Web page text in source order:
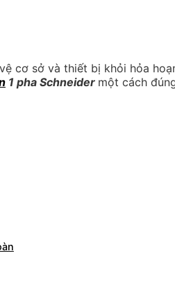
cơ sở và thiết bị khỏi hỏa
1 pha Schneider một cách